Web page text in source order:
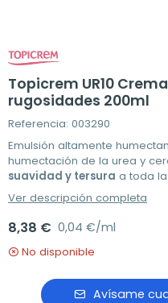
Topicrem UR10
rugosidades 200ml
Referencia: 003290
Emulsión altamente
humectación de la urea y
suavidad y tersura a toda
Ver descripción completa
8,38 € 0,04 €/ml
No disponible
Avísame